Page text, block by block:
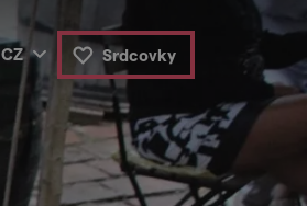
CZ Srdcovky